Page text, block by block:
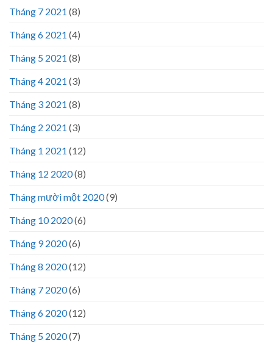
Tháng 7 2021 (8)
Tháng 6 2021 (4)
Tháng 5 2021 (8)
Tháng 4 2021 (3)
Tháng 3 2021 (8)
Tháng 2 2021 (3)
Tháng 1 2021 (12)
Tháng 12 2020(8)
Tháng mười một 2020(9)
Tháng 10 2020(6)
Tháng 9 2020(6)
Tháng 8 2020(12)
Tháng 7 2020(6)
Tháng 6 2020(12)
Tháng 5 2020(7)